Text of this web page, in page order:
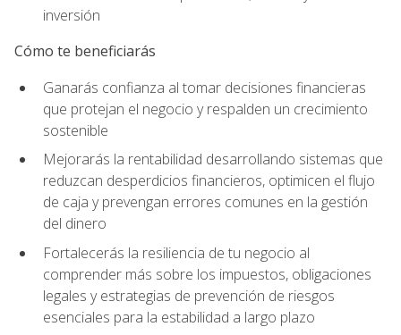
inversión
Cómo te beneficiarás
Ganarás confianza al tomar decisiones financieras
que protejan el negocio y respalden un crecimiento
sostenible
Mejorarás la rentabilidad desarrollando sistemas que
reduzcan desperdicios financieros, optimicen el flujo
de caja y prevengan errores comunes en la gestión
del dinero
Fortalecerás la resiliencia de tu negocio al
comprender más sobre los impuestos, obligaciones
legales y estrategias de prevención de riesgos
esenciales para la estabilidad a largo plazo